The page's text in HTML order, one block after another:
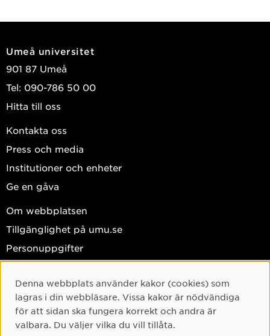
Umeå universitet
901 87 Umeå
Tel: 090-786 50 00
Hitta till oss
Kontakta oss
Press och media
Institutioner och enheter
Ge en gåva
Om webbplatsen
Tillgänglighet på umu.se
Personuppgifter
Instagram
TikTok
Cookie-samtycke
Denna webbplats använder kakor (cookies) som
lagras i din webbläsare. Vissa kakor är nödvändiga
för att sidan ska fungera korrekt och andra är
valbara. Du väljer vilka du vill tillåta.